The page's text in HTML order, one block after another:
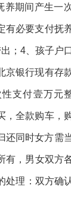
养期间产生一
有必要支付抚
；4、孩子户
京银行现有存
支付壹万元
，全款购车，
还同时女方需
有，男女双方
处理：双方确